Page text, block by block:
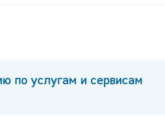
по услугам и сервисам